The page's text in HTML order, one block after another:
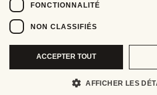
FONCTIONNALITÉ
NON CLASSIFIÉS
ACCEPTER TOUT
AFFICHER LES